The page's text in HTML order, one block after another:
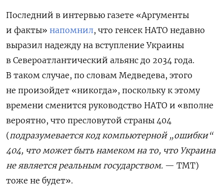
Последний в интервью газете «Аргументы
и факты» напомнил, что генсек НАТО недавно
выразил надежду на вступление Украины
в Североатлантический альянс до 2034 года.
В таком случае, по словам Медведева, этого
не произойдет «никогда», поскольку к этому
времени сменится руководство НАТО и «вполне
вероятно, что пресловутой страны 404
(подразумевается код компьютерной „ошибки“
404, что может быть намеком на то, что Украина
не является реальным государством. — ТМТ)
тоже не будет».